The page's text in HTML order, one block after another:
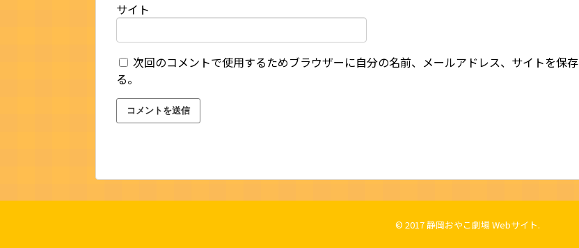
サイト
次回のコメントで使用するためブラウザーに自分の名前、メールアドレス、サイトを保
る。
© 2017静岡おやこ劇場 Webサイト.